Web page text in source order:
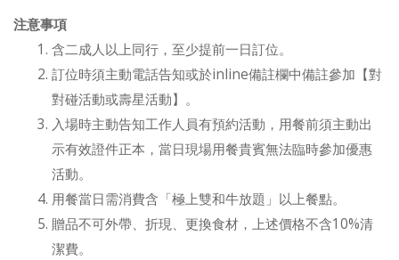
注意事項
含二成人以上同行，至少提前一日訂位。
訂位時須主動電話告知或於inline備註欄中備註參加【對
對碰活動或壽星活動】。
入場時主動告知工作人員有預約活動，用餐前須主動出
示有效證件正本，當日現場用餐貴賓無法臨時參加優惠
活動。
用餐當日需消費含「極上雙和牛放題」以上餐點。
贈品不可外帶、折現、更換食材，上述價格不含10%清
潔費。